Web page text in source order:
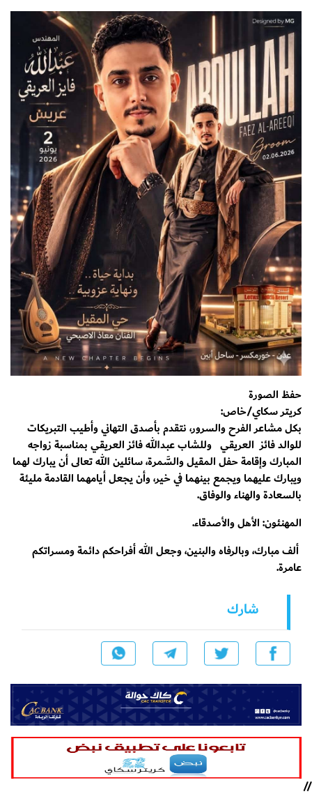
حفظ الصورة
كريتر سكاي/خاص:
بكل مشاعر الفرح والسرور، نتقدم بأصدق التهاني وأطيب التبريكات
للوالد فائز العريقي وللشاب عبدالله فائز العريقي بمناسبة زواجه
المبارك وإقامة حفل المقيل والسَّمرة، سائلين الله تعالى أن يبارك لهما
ويبارك عليهما ويجمع بينهما في خير، وأن يجعل أيامهما القادمة مليئة
بالسعادة والهناء والوفاق.
المهنئون: الأهل والأصدقاء.
ألف مبارك، وبالرفاه والبنين، وجعل الله أفراحكم دائمة ومسراتكم
عامرة.
شارك
//